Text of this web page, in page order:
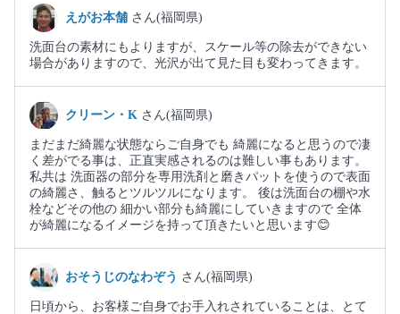
えがお本舗 さん(福岡県)
洗面台の素材にもよりますが、スケール等の除去ができない
場合がありますので、光沢が出て見た目も変わってきます。
クリーン・K さん(福岡県)
まだまだ綺麗な状態ならご自身でも 綺麗になると思うので凄
く差がでる事は、正直実感されるのは難しい事もあります。
私共は 洗面器の部分を専用洗剤と磨きパットを使うので表面
の綺麗さ、触るとツルツルになります。 後は洗面台の棚や水
栓などその他の 細かい部分も綺麗にしていきますので 全体
が綺麗になるイメージを持って頂きたいと思います😊
おそうじのなわぞう さん(福岡県)
日頃から、お客様ご自身でお手入れされていることは、とて